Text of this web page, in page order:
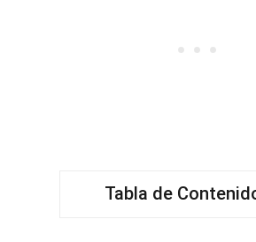
Tabla de